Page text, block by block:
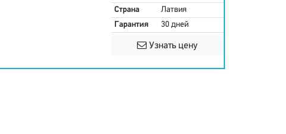
Страна
Латвия
Гарантия
30 дней
Узнать цену